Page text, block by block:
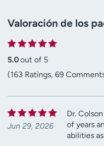
Valoración de los
5.0out of 5
(163 Ratings, 69
Jun 29, 2026
Dr.
of years
abilities